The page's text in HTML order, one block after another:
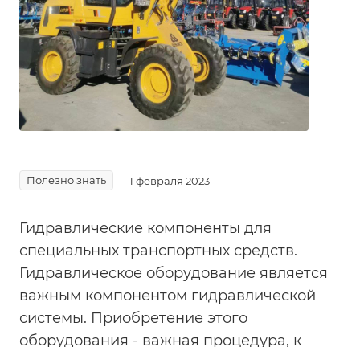
Полезно знать 1 февраля 2023
Гидравлические компоненты для
специальных транспортных средств.
Гидравлическое оборудование является
важным компонентом гидравлической
системы. Приобретение этого
оборудования - важная процедура, к